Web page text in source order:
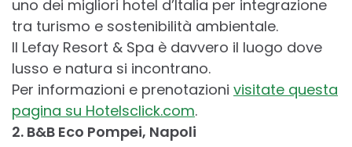
uno dei migliori hotel d’Italia per integrazione
tra turismo e sostenibilità ambientale.
Il Lefay Resort & Spa è davvero il luogo dove
lusso e natura si incontrano.
Per informazioni e prenotazioni visitate questa
pagina su Hotelsclick.com.
2. B&B Eco Pompei, Napoli